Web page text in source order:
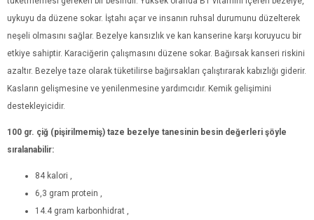
uykuyu da düzene sokar. İştahı açar ve insanın ruhsal durumunu düzelterek
neşeli olmasını sağlar. Bezelye kansızlık ve kan kanserine karşı koruyucu bir
etkiye sahiptir. Karaciğerin çalışmasını düzene sokar. Bağırsak kanseri riskini
azaltır. Bezelye taze olarak tüketilirse bağırsakları çalıştırarak kabızlığı giderir.
Kasların gelişmesine ve yenilenmesine yardımcıdır. Kemik gelişimini
destekleyicidir.
100 gr. çiğ (pişirilmemiş) taze bezelye tanesinin besin değerleri şöyle
sıralanabilir:
84 kalori ,
6,3 gram protein ,
14.4 gram karbonhidrat ,